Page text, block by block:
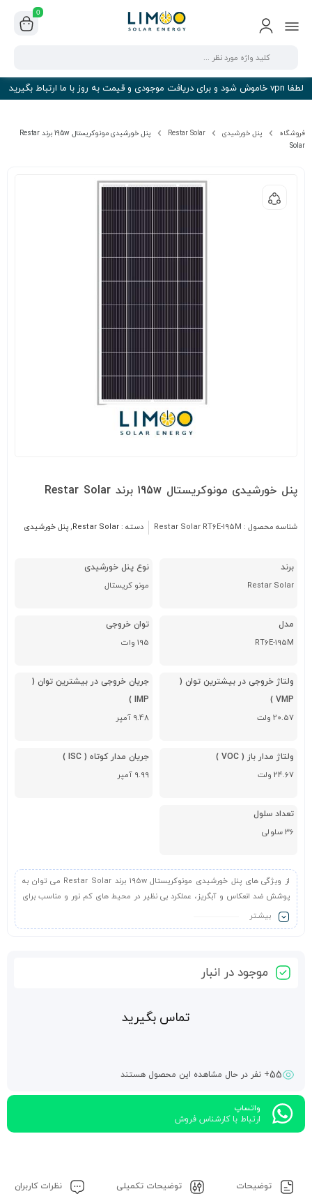
0
لطفا vpn خاموش شود و برای دریافت موجودی و قیمت به روز با ما ارتباط بگیرید
فروشگاه پنل خورشیدی Restar Solar
پنل خورشیدی مونوکریستال 195w برند Restar
Solar
پنل خورشیدی مونوکریستال 195w برند Restar Solar
شناسه محصول : Restar Solar RT6E-195M دسته : Restar Solar
, پنل خورشیدی
برند
Restar Solar
نوع پنل خورشیدی
مونو کریستال
مدل
RT6E-195M
توان خروجی
195 وات
ولتاژ خروجی در بیشترین توان (
VMP )
20.57 ولت
جریان خروجی در بیشترین توان (
IMP )
9.48 آمپر
ولتاژ مدار باز ( VOC )
24.67 ولت
جریان مدار کوتاه ( ISC )
9.99 آمپر
تعداد سلول
36 سلولی
از ویژگی های پنل خورشیدی مونوکریستال 195w برند Restar Solar می توان به
پوشش ضد انعکاس و آبگریز، عملکرد بی نظیر در محیط های کم نور و مناسب برای
محیط های خشن، مانند سواحل، بیابان ها و دریاچه ها اشاره کرد.
بیشـتر
موجود در انبار
تماس بگیرید
55+ نفر در حال مشاهده این محصول هستند
واتساپ
ارتباط با کارشناس فروش
توضیحات توضیحات تکمیلی نظرات کاربران